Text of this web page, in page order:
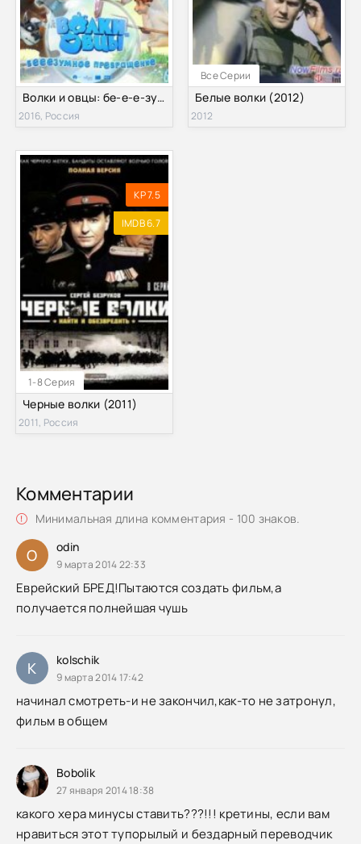
Волки и овцы: бе-е-е-зумное превращение (2016)
2016, Россия
Все Серии
Белые волки (2012)
2012
1-8 Серия
KP 7.5
IMDB 6.7
Черные волки (2011)
2011, Россия
Комментарии
Минимальная длина комментария - 100 знаков.
O odin
9 марта 2014 22:33
Еврейский БРЕД!Пытаются создать фильм,а
получается полнейшая чушь
K kolschik
9 марта 2014 17:42
начинал смотреть-и не закончил,как-то не затронул,
фильм в общем
Bobolik
27 января 2014 18:38
какого хера минусы ставить???!!! кретины, если вам
нравиться этот тупорылый и бездарный переводчик